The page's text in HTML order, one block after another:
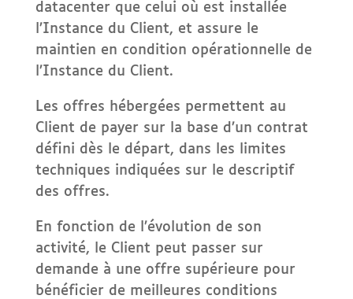
datacenter que celui où est installée
l’Instance du Client, et assure le
maintien en condition opérationnelle de
l’Instance du Client.
Les offres hébergées permettent au
Client de payer sur la base d’un contrat
défini dès le départ, dans les limites
techniques indiquées sur le descriptif
des offres.
En fonction de l’évolution de son
activité, le Client peut passer sur
demande à une offre supérieure pour
bénéficier de meilleures conditions